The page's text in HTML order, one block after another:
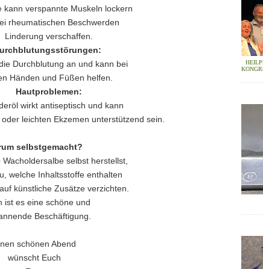
kann verspannte Muskeln lockern
rheumatischen Beschwerden
Linderung verschaffen.
Durchblutung an und kann bei
Händen und Füßen helfen.
Hautproblemen:
wirkt antiseptisch und kann
leichten Ekzemen unterstützend sein.
selbstgemacht?
selbst herstellst,
welche Inhaltsstoffe enthalten
künstliche Zusätze verzichten.
ist es eine schöne und
Beschäftigung.
schönen Abend
wünscht Euch